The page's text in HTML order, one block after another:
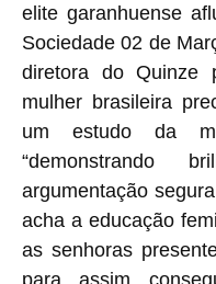
elite garanhuense
Sociedade 02 de
diretora do Quinze
mulher brasileira
um estudo da
“demonstrando
argumentação
acha a educação
as senhoras
para assim